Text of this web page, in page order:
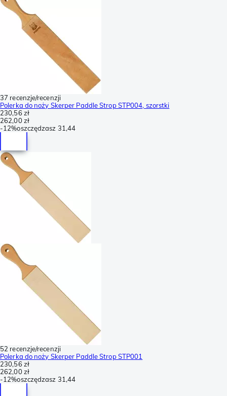
37 recenzje/recenzji
Polerka do noży Skerper Paddle Strop STP004, szorstki
230,56 zł
262,00 zł
-12%oszczędzasz 31,44
52 recenzje/recenzji
Polerka do noży Skerper Paddle Strop STP001
230,56 zł
262,00 zł
-12%oszczędzasz 31,44